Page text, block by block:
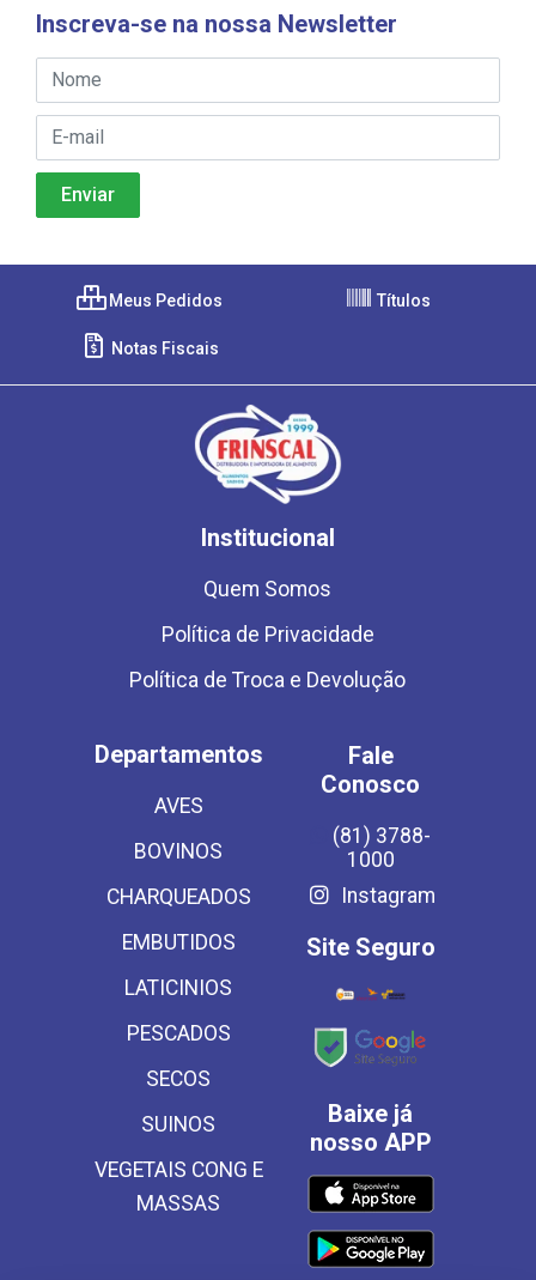
Inscreva-se na nossa Newsletter
Meus Pedidos Títulos
Notas Fiscais
Institucional
Quem Somos
Política de Privacidade
Política de Troca e Devolução
Departamentos
AVES
BOVINOS
CHARQUEADOS
EMBUTIDOS
LATICINIOS
PESCADOS
SECOS
SUINOS
VEGETAIS CONG E
MASSAS
Fale
Conosco
(81) 3788-
1000
Instagram
Site Seguro
Baixe já
nosso APP